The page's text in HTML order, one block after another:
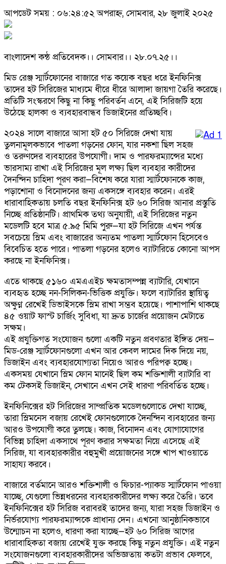
আপডেট সময় : ০৬:২৪:৫২ অপরাহ্ন, সোমবার, ২৮ জুলাই ২০২৫
বাংলাদেশ কন্ঠ প্রতিবেদক।। সোমবার।। ২৮.০৭.২৫।।
মিড রেঞ্জ স্মার্টফোনের বাজারে গত কয়েক বছর ধরে ইনফিনিক্স
তাদের হট সিরিজের মাধ্যমে ধীরে ধীরে আলাদা জায়গা তৈরি করেছে।
প্রতিটি সংস্করণে কিছু না কিছু পরিবর্তন এনে, এই সিরিজটি হয়ে
উঠেছে হালকা ও ব্যবহারবান্ধব ডিজাইনের প্রতিচ্ছবি।
২০২৪ সালে বাজারে আসা হট ৫০ সিরিজে দেখা যায়
তুলনামূলকভাবে পাতলা গড়নের ফোন, যার নকশা ছিল সহজ
ও তরুণদের ব্যবহারের উপযোগী। দাম ও পারফরম্যান্সের মধ্যে
ভারসাম্য রাখা এই সিরিজের মূল লক্ষ্য ছিল ব্যবহার কারীদের
দৈনন্দিন চাহিদা পূরণ করা—বিশেষ করে যারা স্মার্টফোনকে কাজ,
পড়াশোনা ও বিনোদনের জন্য একসঙ্গে ব্যবহার করেন। এরই
ধারাবাহিকতায় চলতি বছর ইনফিনিক্স হট ৬০ সিরিজ আনার প্রস্তুতি
নিচ্ছে প্রতিষ্ঠানটি। প্রাথমিক তথ্য অনুযায়ী, এই সিরিজের নতুন
মডেলটি হবে মাত্র ৫.৯৫ মিমি পুরু—যা হট সিরিজে এখন পর্যন্ত
সবচেয়ে স্লিম এবং বাজারের অন্যতম পাতলা স্মার্টফোন হিসেবেও
বিবেচিত হতে পারে। পাতলা গড়নের হলেও ব্যাটারিতে কোনো আপস
করছে না ইনফিনিক্স।
এতে থাকছে ৫১৬০ এমএএইচ ক্ষমতাসম্পন্ন ব্যাটারি, যেখানে
ব্যবহৃত হচ্ছে নন-সিলিকন-ভিত্তিক প্রযুক্তি। ফলে ব্যাটারির স্থায়িত্ব
অক্ষুণ্ন রেখেই ডিভাইসকে স্লিম রাখা সম্ভব হয়েছে। পাশাপাশি থাকছে
৪৫ ওয়াট ফাস্ট চার্জিং সুবিধা, যা দ্রুত চার্জের প্রয়োজন মেটাতে
সক্ষম।
এই প্রযুক্তিগত সংযোজন গুলো একটি নতুন প্রবণতার ইঙ্গিত দেয়—
মিড-রেঞ্জ স্মার্টফোনগুলো এখন আর কেবল দামের দিক দিয়ে নয়,
ডিজাইন এবং ব্যবহারযোগ্যতা নিয়েও আরও পরিপক্ব হচ্ছে।
একসময় যেখানে স্লিম ফোন মানেই ছিল কম শক্তিশালী ব্যাটারি বা
কম টেকসই ডিজাইন, সেখানে এখন সেই ধারণা পরিবর্তিত হচ্ছে।
ইনফিনিক্সের হট সিরিজের সাম্প্রতিক মডেলগুলোতে দেখা যাচ্ছে,
তারা স্লিমনেস বজায় রেখেই ফোনগুলোকে দৈনন্দিন ব্যবহারের জন্য
আরও উপযোগী করে তুলছে। কাজ, বিনোদন এবং যোগাযোগের
বিভিন্ন চাহিদা একসাথে পূরণ করার সক্ষমতা নিয়ে এসেছে এই
সিরিজ, যা ব্যবহারকারীর বহুমুখী প্রয়োজনের সঙ্গে খাপ খাওয়াতে
সাহায্য করবে।
বাজারে বর্তমানে আরও শক্তিশালী ও ফিচার-প্যাকড স্মার্টফোন পাওয়া
যাচ্ছে, যেগুলো ভিন্নধরনের ব্যবহারকারীদের লক্ষ্য করে তৈরি। তবে
ইনফিনিক্সের হট সিরিজ বরাবরই তাদের জন্য, যারা সহজ ডিজাইন ও
নির্ভরযোগ্য পারফরম্যান্সকে প্রাধান্য দেন। এখনো আনুষ্ঠানিকভাবে
উন্মোচন না হলেও, ধারণা করা যাচ্ছে—হট ৬০ সিরিজ আগের
ধারাবাহিকতা বজায় রেখেই যুক্ত করছে কিছু নতুন প্রযুক্তি। এই নতুন
সংযোজনগুলো ব্যবহারকারীদের অভিজ্ঞতায় কতটা প্রভাব ফেলবে,